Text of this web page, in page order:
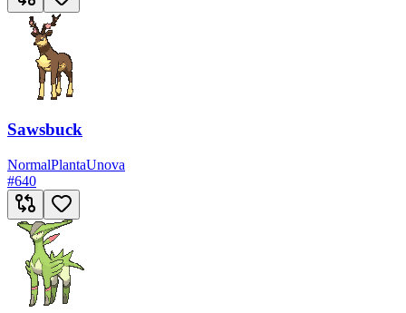
Sawsbuck
NormalPlantaUnova
#640